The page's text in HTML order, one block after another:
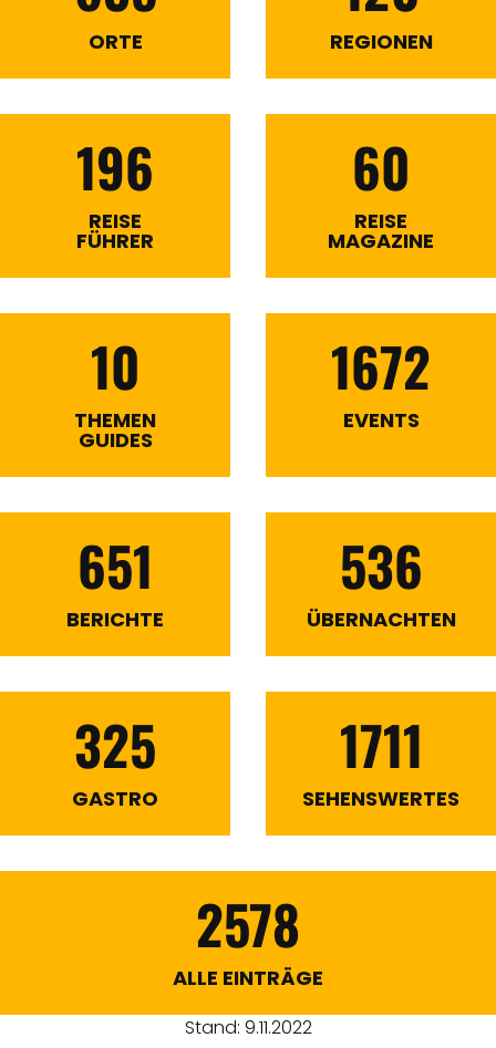
ORTE REGIONEN
196
REISE
FÜHRER
60
REISE
MAGAZINE
10
THEMEN
GUIDES
1672
EVENTS
651
BERICHTE
536
ÜBERNACHTEN
325
GASTRO
1711
SEHENSWERTES
2578
ALLE EINTRÄGE
Stand: 9.11.2022